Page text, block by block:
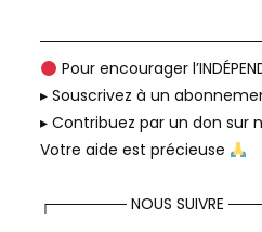
Pour encourager
▸ Souscrivez à un
▸ Contribuez par un don sur
Votre aide est précieuse
┌─────── NOUS SUIVRE